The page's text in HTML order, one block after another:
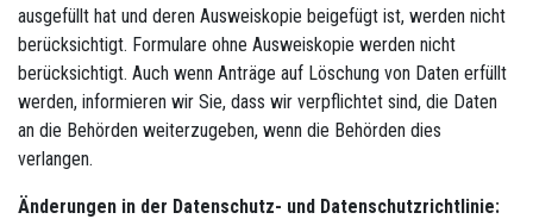
ausgefüllt hat und deren Ausweiskopie beigefügt ist, werden nicht
berücksichtigt. Formulare ohne Ausweiskopie werden nicht
berücksichtigt. Auch wenn Anträge auf Löschung von Daten erfüllt
werden, informieren wir Sie, dass wir verpflichtet sind, die Daten
an die Behörden weiterzugeben, wenn die Behörden dies
verlangen.
Änderungen in der Datenschutz- und Datenschutzrichtlinie: